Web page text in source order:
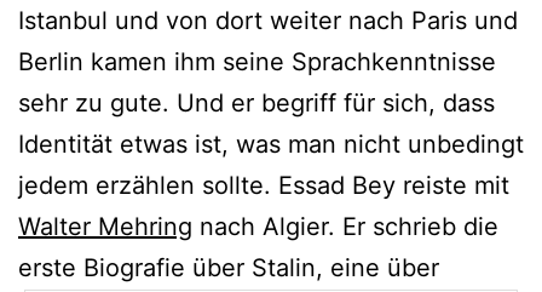
Istanbul und von dort weiter nach Paris und
Berlin kamen ihm seine Sprachkenntnisse
sehr zu gute. Und er begriff für sich, dass
Identität etwas ist, was man nicht unbedingt
jedem erzählen sollte. Essad Bey reiste mit
Walter Mehring nach Algier. Er schrieb die
erste Biografie über Stalin, eine über